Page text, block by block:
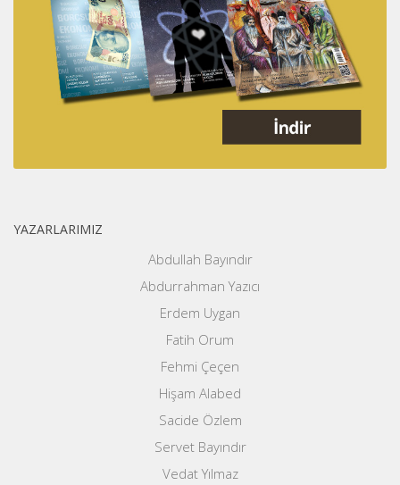
YAZARLARIMIZ
Abdullah Bayındır
Abdurrahman Yazıcı
Erdem Uygan
Fatih Orum
Fehmi Çeçen
Hişam Alabed
Sacide Özlem
Servet Bayındır
Vedat Yılmaz